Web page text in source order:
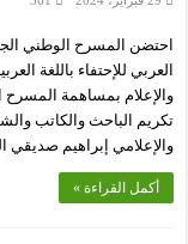
العربي للإحتفاء باللغة
والإعلام بمساهمة
تكريم الباحث والكاتب
والإعلامي إبراهيم صديقي
أكمل القراءة »